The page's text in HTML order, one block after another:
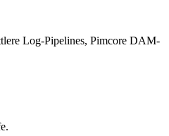
Log-Pipelines, Pimcore DAM-